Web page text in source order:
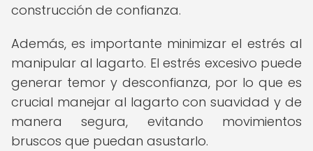
construcción de confianza.
Además, es importante minimizar el estrés al
manipular al lagarto. El estrés excesivo puede
generar temor y desconfianza, por lo que es
crucial manejar al lagarto con suavidad y de
manera segura, evitando movimientos
bruscos que puedan asustarlo.